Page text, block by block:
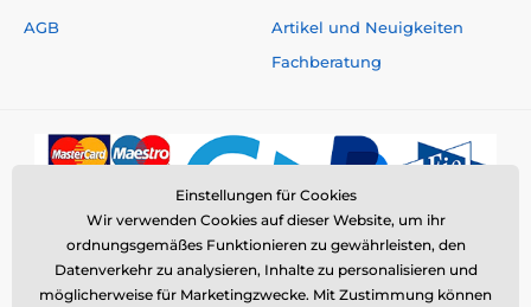
AGB
Artikel und Neuigkeiten
Fachberatung
Einstellungen für Cookies
Wir verwenden Cookies auf dieser Website, um ihr
ordnungsgemäßes Funktionieren zu gewährleisten, den
Datenverkehr zu analysieren, Inhalte zu personalisieren und
möglicherweise für Marketingzwecke. Mit Zustimmung können